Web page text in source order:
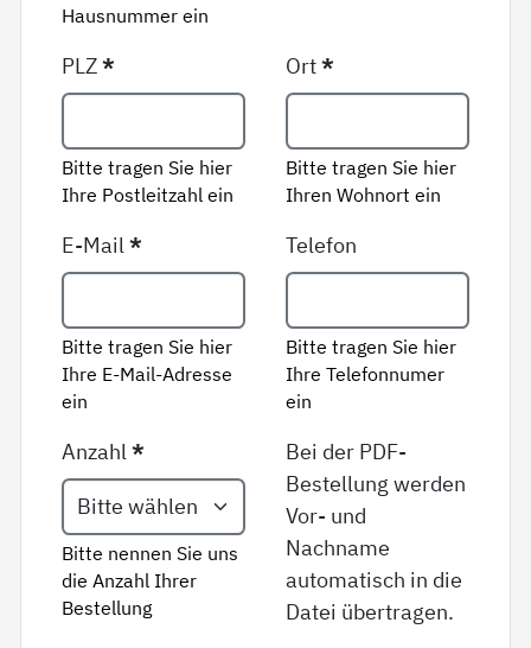
Hausnummer ein
PLZ*
Bitte tragen Sie hier
Ihre Postleitzahl ein
Ort*
Bitte tragen Sie hier
Ihren Wohnort ein
E-Mail*
Bitte tragen Sie hier
Ihre E-Mail-Adresse
ein
Telefon
Bitte tragen Sie hier
Ihre Telefonnumer
ein
Anzahl*
Bitte nennen Sie uns
die Anzahl Ihrer
Bestellung
Bei der PDF-
Bestellung werden
Vor- und
Nachname
automatisch in die
Datei übertragen.